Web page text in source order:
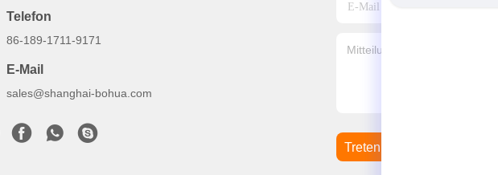
Telefon
86-189-1711-9171
E-Mail
sales@shanghai-bohua.com
Treten Sie Mit Uns In